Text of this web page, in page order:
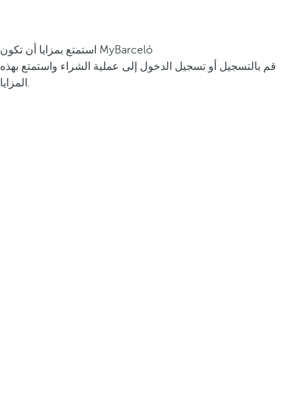
استمتع بمزايا أن تكون MyBarceló
قم بالتسجيل أو تسجيل الدخول إلى عملية الشراء واستمتع بهذه
المزايا.